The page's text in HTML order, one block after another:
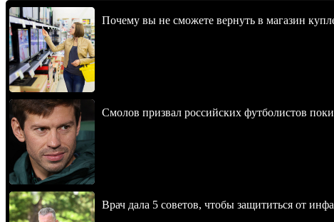
Почему вы не сможете вернуть в магазин
Смолов призвал российских футболистов
Врач дала 5 советов, чтобы защититься от